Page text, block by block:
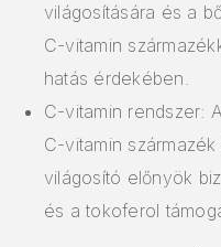
világosítására és a
C-vitamin
hatás érdekében.
C-vitamin rendszer:
C-vitamin
világosító előnyök
és a tokoferol